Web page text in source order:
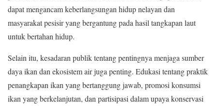
dapat mengancam keberlangsungan hidup nelayan dan
masyarakat pesisir yang bergantung pada hasil tangkapan laut
untuk bertahan hidup.
Selain itu, kesadaran publik tentang pentingnya menjaga sumber
daya ikan dan ekosistem air juga penting. Edukasi tentang praktik
penangkapan ikan yang bertanggung jawab, promosi konsumsi
ikan yang berkelanjutan, dan partisipasi dalam upaya konservasi